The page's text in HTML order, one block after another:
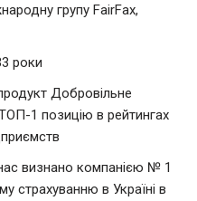
групу FairFax,
роки
Добровільне
1 позицію в рейтингах
визнано компанією № 1
страхуванню в Україні в